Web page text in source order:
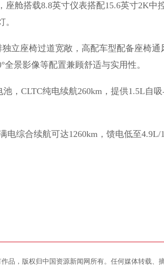
舱搭载8.8英寸仪表搭配15.6英寸2K中
座椅过道宽敞，高配车型配备座椅通
景影像等配置兼顾舒适与实用性。
CLTC纯电续航260km，提供1.5L自吸
综合续航可达1260km，馈电低至4.9L/
品，版权归中国资源新闻网所有。任何媒体转载、